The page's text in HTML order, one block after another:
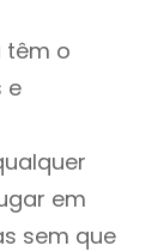
têm o
e
em
sem que